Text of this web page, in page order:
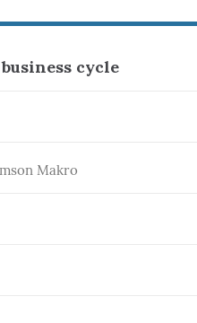
cycle
Makro